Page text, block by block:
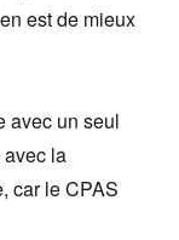
est de mieux
avec un seul
la
car le CPAS